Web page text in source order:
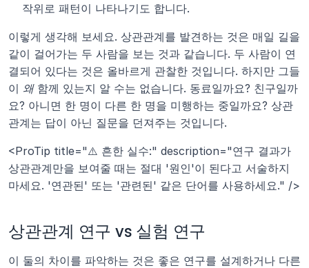
작위로 패턴이 나타나기도 합니다.
이렇게 생각해 보세요. 상관관계를 발견하는 것은 매일 길을
같이 걸어가는 두 사람을 보는 것과 같습니다. 두 사람이 연
결되어 있다는 것은 올바르게 관찰한 것입니다. 하지만 그들
이 왜 함께 있는지 알 수는 없습니다. 동료일까요? 친구일까
요? 아니면 한 명이 다른 한 명을 미행하는 중일까요? 상관
관계는 답이 아닌 질문을 던져주는 것입니다.
<ProTip title="⚠️ 흔한 실수:" description="연구 결과가
상관관계만을 보여줄 때는 절대 '원인'이 된다고 서술하지
마세요. '연관된' 또는 '관련된' 같은 단어를 사용하세요." />
상관관계 연구 vs 실험 연구
이 둘의 차이를 파악하는 것은 좋은 연구를 설계하거나 다른